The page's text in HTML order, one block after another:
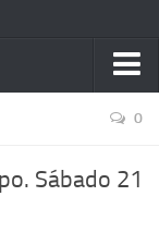
(podcast) 0
Sábado 21